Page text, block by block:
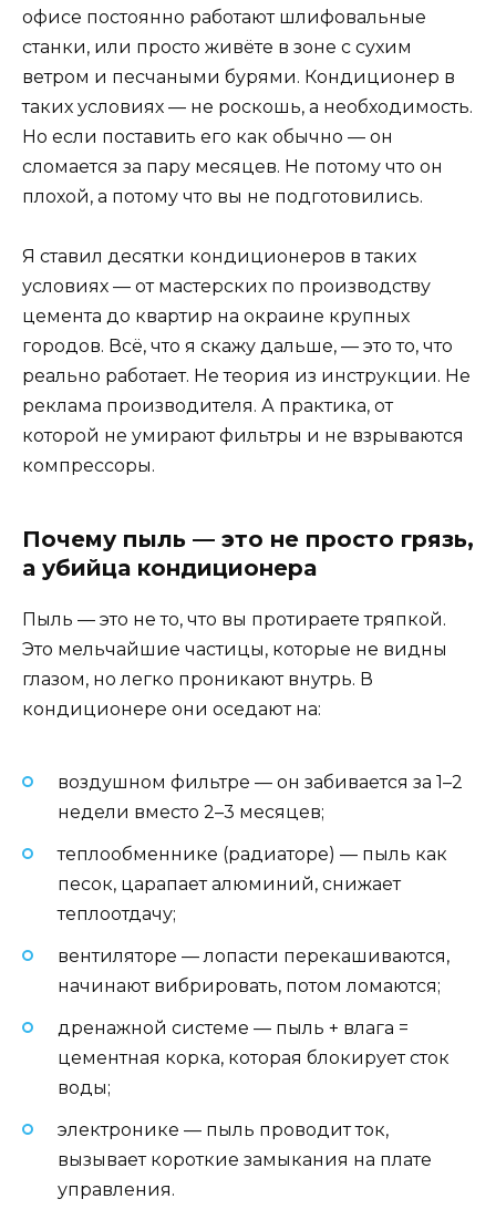
офисе постоянно работают шлифовальные
станки, или просто живёте в зоне с сухим
ветром и песчаными бурями. Кондиционер в
таких условиях — не роскошь, а необходимость.
Но если поставить его как обычно — он
сломается за пару месяцев. Не потому что он
плохой, а потому что вы не подготовились.
Я ставил десятки кондиционеров в таких
условиях — от мастерских по производству
цемента до квартир на окраине крупных
городов. Всё, что я скажу дальше, — это то, что
реально работает. Не теория из инструкции. Не
реклама производителя. А практика, от
которой не умирают фильтры и не взрываются
компрессоры.
Почему пыль — это не просто грязь,
а убийца кондиционера
Пыль — это не то, что вы протираете тряпкой.
Это мельчайшие частицы, которые не видны
глазом, но легко проникают внутрь. В
кондиционере они оседают на:
воздушном фильтре — он забивается за 1–2
недели вместо 2–3 месяцев;
теплообменнике (радиаторе) — пыль как
песок, царапает алюминий, снижает
теплоотдачу;
вентиляторе — лопасти перекашиваются,
начинают вибрировать, потом ломаются;
дренажной системе — пыль + влага =
цементная корка, которая блокирует сток
воды;
электронике — пыль проводит ток,
вызывает короткие замыкания на плате
управления.